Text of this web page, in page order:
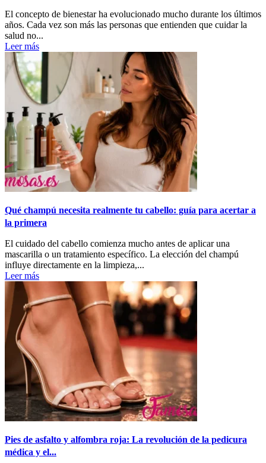
El concepto de bienestar ha evolucionado mucho durante los últimos
años. Cada vez son más las personas que entienden que cuidar la
salud no...
Leer más
Qué champú necesita realmente tu cabello: guía para acertar a
la primera
El cuidado del cabello comienza mucho antes de aplicar una
mascarilla o un tratamiento específico. La elección del champú
influye directamente en la limpieza,...
Leer más
Pies de asfalto y alfombra roja: La revolución de la pedicura
médica y el...